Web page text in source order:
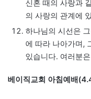
신혼 때의 사랑과
의 사랑의 관계에
하나님의 시선은
에 따라 나아가며,
있습니다. 여러분
베이직교회 아침예배